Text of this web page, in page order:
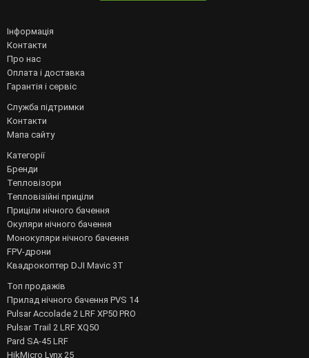
Інформація
Контакти
Про нас
Оплата і доставка
Гарантія і сервіс
Служба підтримки
Контакти
Мапа сайту
Категорії
Бренди
Тепловізори
Тепловізійні приціли
Приціли нічного бачення
Окуляри нічного бачення
Монокуляри нічного бачення
FPV-дрони
Квадрокоптер DJI Mavic 3T
Топ продажів
Прилад нічного бачення PVS 14
Pulsar Accolade 2 LRF XP50 PRO
Pulsar Trail 2 LRF XQ50
Pard SA-45 LRF
HikMicro Lynx 25